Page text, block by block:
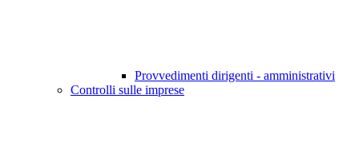
Provvedimenti dirigenti - amministrativi
Controlli sulle imprese